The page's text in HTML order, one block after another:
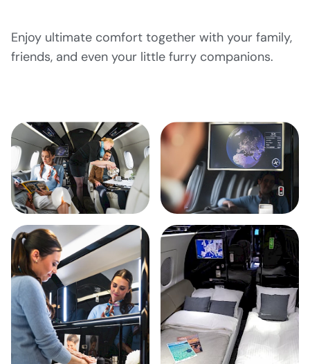
Enjoy ultimate comfort together with your family,
friends, and even your little furry companions.